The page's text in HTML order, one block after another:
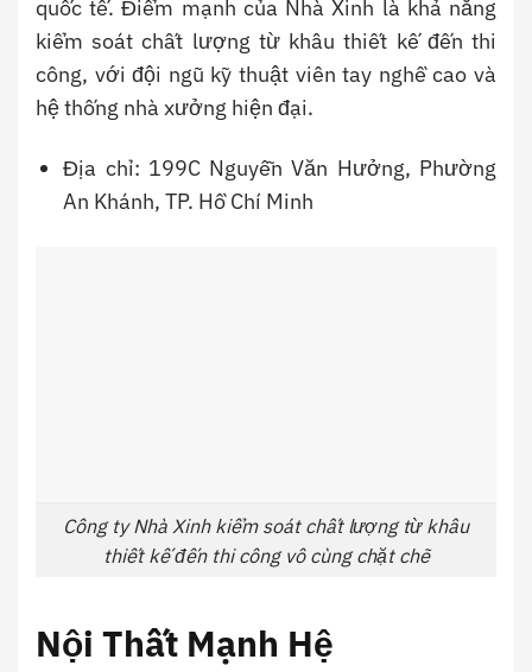
quốc tế. Điểm mạnh của Nhà Xinh là khả năng
kiểm soát chất lượng từ khâu thiết kế đến thi
công, với đội ngũ kỹ thuật viên tay nghề cao và
hệ thống nhà xưởng hiện đại.
Địa chỉ: 199C Nguyễn Văn Hưởng, Phường
An Khánh, TP. Hồ Chí Minh
Công ty Nhà Xinh kiểm soát chất lượng từ khâu
thiết kế đến thi công vô cùng chặt chẽ
Nội Thất Mạnh Hệ